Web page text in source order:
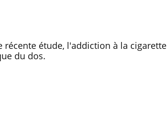
étude, l'addiction à la cigarette
du dos.